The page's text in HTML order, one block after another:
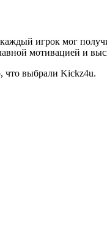
игрок мог
мотивацией и
что выбрали Kickz4u.